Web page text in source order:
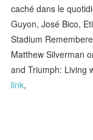
caché dans le
Guyon, José Bico,
Stadium
Matthew Silverman
and Triumph: Living
link,